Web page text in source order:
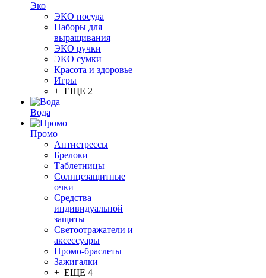
Эко
ЭКО посуда
Наборы для
выращивания
ЭКО ручки
ЭКО сумки
Красота и здоровье
Игры
+ ЕЩЕ 2
Вода
Промо
Антистрессы
Брелоки
Таблетницы
Солнцезащитные
очки
Средства
индивидуальной
защиты
Светоотражатели и
аксессуары
Промо-браслеты
Зажигалки
+ ЕЩЕ 4